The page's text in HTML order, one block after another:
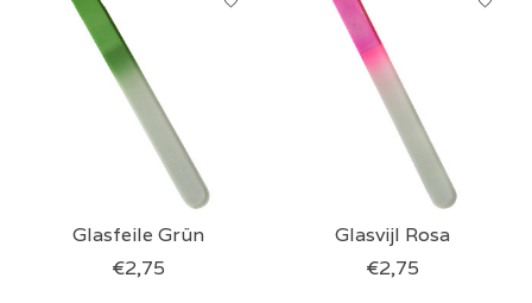
Glasfeile Grün
€2,75
Glasvijl Rosa
€2,75